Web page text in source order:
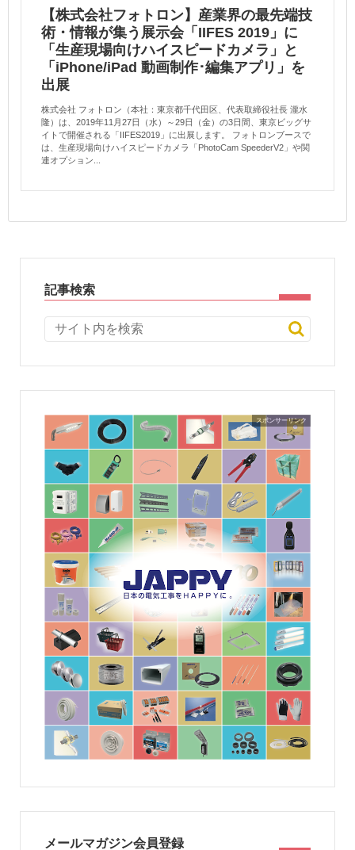
【株式会社フォトロン】産業界の最先端技
術・情報が集う展示会「IIFES 2019」に
「生産現場向けハイスピードカメラ」と
「iPhone/iPad 動画制作･編集アプリ」を
出展
株式会社 フォトロン（本社：東京都千代田区、代表取締役社長 瀧水
隆）は、2019年11月27日（水）～29日（金）の3日間、東京ビッグサ
イトで開催される「IIFES2019」に出展します。 フォトロンブースで
は、生産現場向けハイスピードカメラ「PhotoCam SpeederV2」や関
連オプション...
記事検索
メールマガジン会員登録